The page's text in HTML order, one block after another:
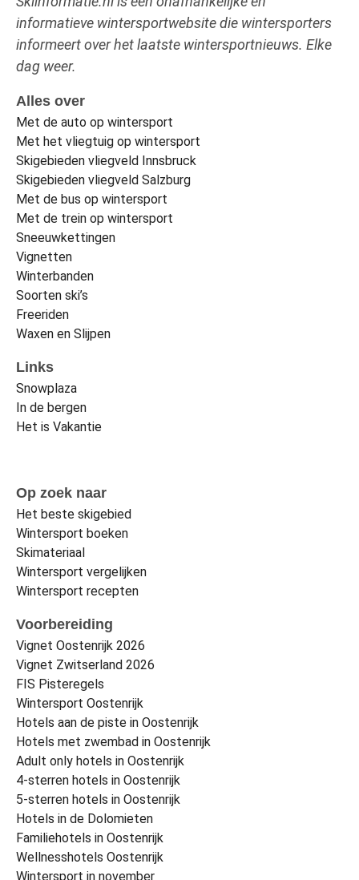
informatieve wintersportwebsite die wintersporters
informeert over het laatste wintersportnieuws. Elke
dag weer.
Alles over
Met de auto op wintersport
Met het vliegtuig op wintersport
Skigebieden vliegveld Innsbruck
Skigebieden vliegveld Salzburg
Met de bus op wintersport
Met de trein op wintersport
Sneeuwkettingen
Vignetten
Winterbanden
Soorten ski’s
Freeriden
Waxen en Slijpen
Links
Snowplaza
In de bergen
Het is Vakantie
Op zoek naar
Het beste skigebied
Wintersport boeken
Skimateriaal
Wintersport vergelijken
Wintersport recepten
Voorbereiding
Vignet Oostenrijk 2026
Vignet Zwitserland 2026
FIS Pisteregels
Wintersport Oostenrijk
Hotels aan de piste in Oostenrijk
Hotels met zwembad in Oostenrijk
Adult only hotels in Oostenrijk
4-sterren hotels in Oostenrijk
5-sterren hotels in Oostenrijk
Hotels in de Dolomieten
Familiehotels in Oostenrijk
Wellnesshotels Oostenrijk
Wintersport in november